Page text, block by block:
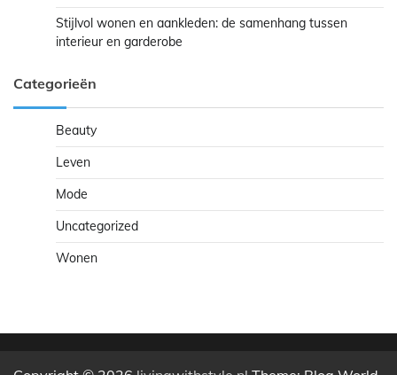
Stijlvol wonen en aankleden: de samenhang tussen
interieur en garderobe
Categorieën
Beauty
Leven
Mode
Uncategorized
Wonen